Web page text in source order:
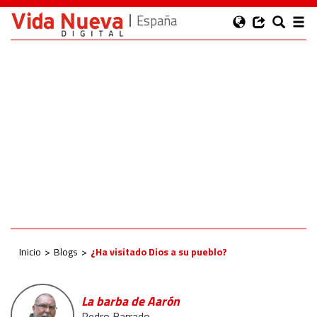
España
Inicio Blogs ¿Ha visitado Dios a su pueblo?
La barba de Aarón